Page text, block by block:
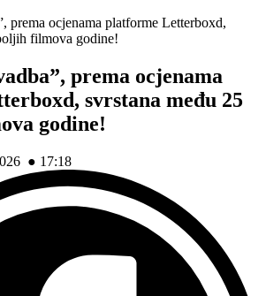
prema ocjenama
svrstana među 25
godine!
● 17:18